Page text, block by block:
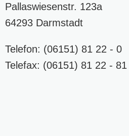
Pallaswiesenstr. 123a
64293 Darmstadt
Telefon: (06151) 81 22 - 0
Telefax: (06151) 81 22 - 81